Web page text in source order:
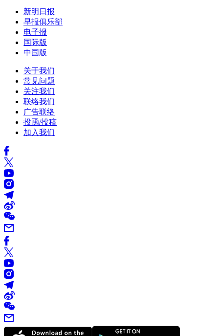
新明日报
早报俱乐部
电子报
国际版
中国版
关于我们
常见问题
关注我们
联络我们
广告联络
投函/投稿
加入我们